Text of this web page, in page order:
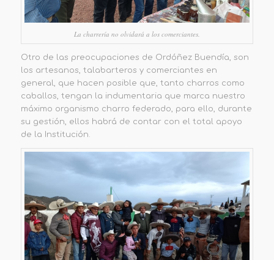
La charrería no olvidará a los comerciantes.
Otro de las preocupaciones de Ordóñez Buendía, son
los artesanos, talabarteros y comerciantes en
general, que hacen posible que, tanto charros como
caballos, tengan la indumentaria que marca nuestro
máximo organismo charro federado, para ello, durante
su gestión, ellos habrá de contar con el total apoyo
de la Institución.